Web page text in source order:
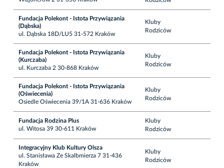
Fundacja Polekont - Istota Przywiązania
(Dąbska)
ul. Dąbska 18D/LU5 31-572 Kraków
Kluby
Rodziców
Fundacja Polekont - Istota Przywiązania
(Kurczaba)
ul. Kurczaba 2 30-868 Kraków
Kluby
Rodziców
Fundacja Polekont - Istota Przywiązania
(Oświecenia)
Osiedle Oświecenia 39/1A 31-636 Kraków
Kluby
Rodziców
Fundacja Rodzina Plus
ul. Witosa 39 30-611 Kraków
Kluby
Rodziców
Integracyjny Klub Kultury Olsza
ul. Stanisława Ze Skalbmierza 7 31-436
Kraków
Kluby
Rodziców